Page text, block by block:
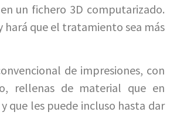
un fichero 3D computarizado.
hará que el tratamiento sea más
de impresiones, con
rellenas de material que en
que les puede incluso hasta dar